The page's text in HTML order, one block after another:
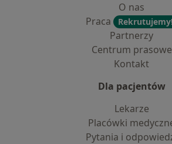
O nas
Praca
Rekrutujemy!
Partnerzy
Centrum prasowe
Kontakt
Dla pacjentów
Lekarze
Placówki
Pytania i